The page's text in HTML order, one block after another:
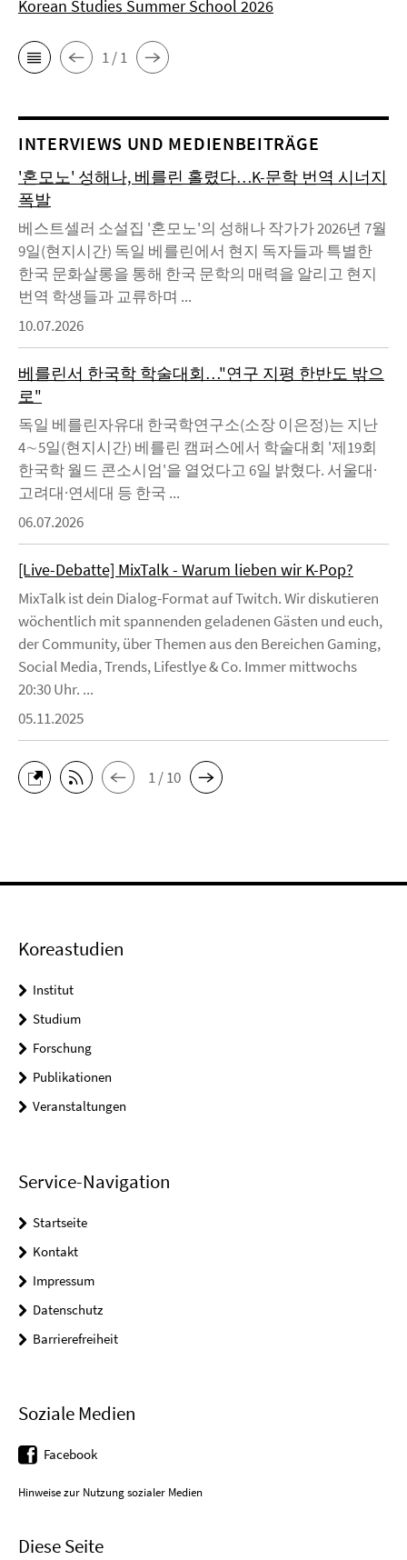
Korean Studies Summer School 2026
1 / 1
INTERVIEWS UND MEDIENBEITRÄGE
'혼모노' 성해나, 베를린 홀렸다…K-문학 번역 시너지
폭발
베스트셀러 소설집 '혼모노'의 성해나 작가가 2026년 7월
9일(현지시간) 독일 베를린에서 현지 독자들과 특별한
한국 문화살롱을 통해 한국 문학의 매력을 알리고 현지
번역 학생들과 교류하며 ...
10.07.2026
베를린서 한국학 학술대회…"연구 지평 한반도 밖으
로"
독일 베를린자유대 한국학연구소(소장 이은정)는 지난
4∼5일(현지시간) 베를린 캠퍼스에서 학술대회 '제19회
한국학 월드 콘소시엄'을 열었다고 6일 밝혔다. 서울대·
고려대·연세대 등 한국 ...
06.07.2026
[Live-Debatte] MixTalk - Warum lieben wir K-Pop?
MixTalk ist dein Dialog-Format auf Twitch. Wir diskutieren
wöchentlich mit spannenden geladenen Gästen und euch,
der Community, über Themen aus den Bereichen Gaming,
Social Media, Trends, Lifestlye & Co. Immer mittwochs
20:30 Uhr. ...
05.11.2025
1 / 10
Koreastudien
Institut
Studium
Forschung
Publikationen
Veranstaltungen
Service-Navigation
Startseite
Kontakt
Impressum
Datenschutz
Barrierefreiheit
Soziale Medien
Facebook
Hinweise zur Nutzung sozialer Medien
Diese Seite